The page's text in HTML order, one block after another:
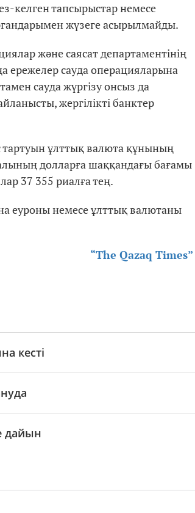
келген тапсырыстар немесе
жүзеге асырылмайды.
және саясат департаментінің
ережелер сауда операцияларына
сауда жүргізу онсыз да
жергілікті банктер
ұлттық валюта құнының
долларға шаққандағы бағамы
37 355 риалға тең.
еуроны немесе ұлттық валютаны
“The Qazaq Times”
кесті
дайын